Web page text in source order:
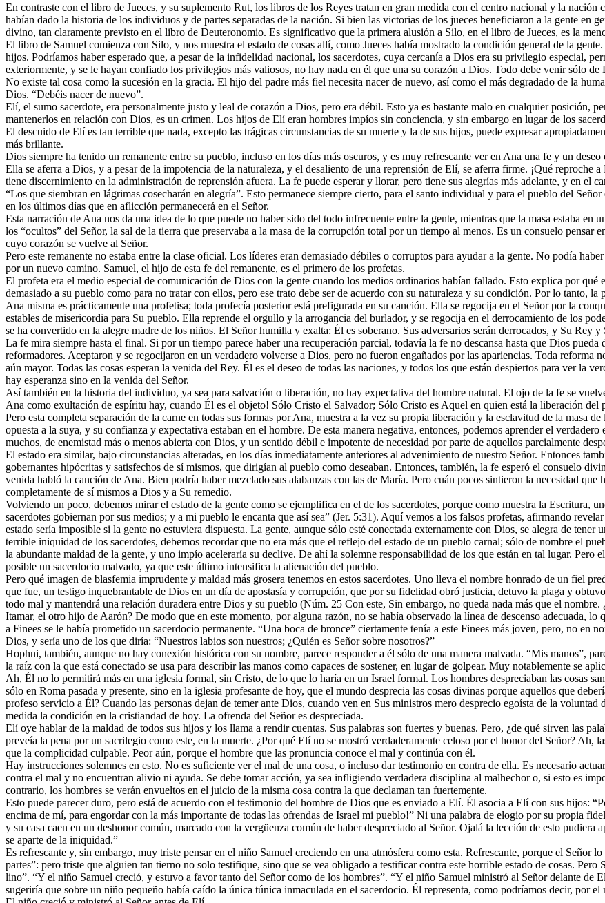
En contraste con el libro de Jueces, y su suplemento Rut, los libros de los Reyes tratan en gran medida con el centro nacional y la nación
habían dado la historia de los individuos y de partes separadas de la nación. Si bien las victorias de los jueces beneficiaron a la gente en
divino, tan claramente previsto en el libro de Deuteronomio. Es significativo que la primera alusión a Silo, en el libro de Jueces, es la
El libro de Samuel comienza con Silo, y nos muestra el estado de cosas allí, como Jueces había mostrado la condición general de la
hijos. Podríamos haber esperado que, a pesar de la infidelidad nacional, los sacerdotes, cuya cercanía a Dios era su privilegio especial,
exteriormente, y se le hayan confiado los privilegios más valiosos, no hay nada en él que una su corazón a Dios. Todo debe venir sólo de
No existe tal cosa como la sucesión en la gracia. El hijo del padre más fiel necesita nacer de nuevo, así como el más degradado de la
Dios. “Debéis nacer de nuevo”.
Elí, el sumo sacerdote, era personalmente justo y leal de corazón a Dios, pero era débil. Esto ya es bastante malo en cualquier posición,
mantenerlos en relación con Dios, es un crimen. Los hijos de Elí eran hombres impíos sin conciencia, y sin embargo en lugar de los
El descuido de Elí es tan terrible que nada, excepto las trágicas circunstancias de su muerte y la de sus hijos, puede expresar
más brillante.
Dios siempre ha tenido un remanente entre su pueblo, incluso en los días más oscuros, y es muy refrescante ver en Ana una fe y un
Ella se aferra a Dios, y a pesar de la impotencia de la naturaleza, y el desaliento de una reprensión de Elí, se aferra firme. ¡Qué
tiene discernimiento en la administración de reprensión afuera. La fe puede esperar y llorar, pero tiene sus alegrías más adelante, y en el
“Los que siembran en lágrimas cosecharán en alegría”. Esto permanece siempre cierto, para el santo individual y para el pueblo del
en los últimos días que en aflicción permanecerá en el Señor.
Esta narración de Ana nos da una idea de lo que puede no haber sido del todo infrecuente entre la gente, mientras que la masa estaba en
los “ocultos” del Señor, la sal de la tierra que preservaba a la masa de la corrupción total por un tiempo al menos. Es un consuelo pensar
cuyo corazón se vuelve al Señor.
Pero este remanente no estaba entre la clase oficial. Los líderes eran demasiado débiles o corruptos para ayudar a la gente. No podía
por un nuevo camino. Samuel, el hijo de esta fe del remanente, es el primero de los profetas.
El profeta era el medio especial de comunicación de Dios con la gente cuando los medios ordinarios habían fallado. Esto explica por qué
demasiado a su pueblo como para no tratar con ellos, pero ese trato debe ser de acuerdo con su naturaleza y su condición. Por lo tanto,
Ana misma es prácticamente una profetisa; toda profecía posterior está prefigurada en su canción. Ella se regocija en el Señor por la
estables de misericordia para Su pueblo. Ella reprende el orgullo y la arrogancia del burlador, y se regocija en el derrocamiento de los
se ha convertido en la alegre madre de los niños. El Señor humilla y exalta: Él es soberano. Sus adversarios serán derrocados, y Su Rey y
La fe mira siempre hasta el final. Si por un tiempo parece haber una recuperación parcial, todavía la fe no descansa hasta que Dios
reformadores. Aceptaron y se regocijaron en un verdadero volverse a Dios, pero no fueron engañados por las apariencias. Toda reforma
aún mayor. Todas las cosas esperan la venida del Rey. Él es el deseo de todas las naciones, y todos los que están despiertos para ver la
hay esperanza sino en la venida del Señor.
Así también en la historia del individuo, ya sea para salvación o liberación, no hay expectativa del hombre natural. El ojo de la fe se
Ana como exultación de espíritu hay, cuando Él es el objeto! Sólo Cristo el Salvador; Sólo Cristo es Aquel en quien está la liberación del
Pero esta completa separación de la carne en todas sus formas por Ana, muestra a la vez su propia liberación y la esclavitud de la masa
opuesta a la suya, y su confianza y expectativa estaban en el hombre. De esta manera negativa, entonces, podemos aprender el
muchos, de enemistad más o menos abierta con Dios, y un sentido débil e impotente de necesidad por parte de aquellos parcialmente
El estado era similar, bajo circunstancias alteradas, en los días inmediatamente anteriores al advenimiento de nuestro Señor. Entonces
gobernantes hipócritas y satisfechos de sí mismos, que dirigían al pueblo como deseaban. Entonces, también, la fe esperó el consuelo
venida habló la canción de Ana. Bien podría haber mezclado sus alabanzas con las de María. Pero cuán pocos sintieron la necesidad que
completamente de sí mismos a Dios y a Su remedio.
Volviendo un poco, debemos mirar el estado de la gente como se ejemplifica en el de los sacerdotes, porque como muestra la Escritura,
sacerdotes gobiernan por sus medios; y a mi pueblo le encanta que así sea” (Jer. 5:31). Aquí vemos a los falsos profetas, afirmando
estado sería imposible si la gente no estuviera dispuesta. La gente, aunque sólo esté conectada externamente con Dios, se alegra de
terrible iniquidad de los sacerdotes, debemos recordar que no era más que el reflejo del estado de un pueblo carnal; sólo de nombre el
la abundante maldad de la gente, y uno impío aceleraría su declive. De ahí la solemne responsabilidad de los que están en tal lugar.
posible un sacerdocio malvado, ya que este último intensifica la alienación del pueblo.
Pero qué imagen de blasfemia imprudente y maldad más grosera tenemos en estos sacerdotes. Uno lleva el nombre honrado de un fiel
que fue, un testigo inquebrantable de Dios en un día de apostasía y corrupción, que por su fidelidad obró justicia, detuvo la plaga y
todo mal y mantendrá una relación duradera entre Dios y su pueblo (Núm. 25 Con este, Sin embargo, no queda nada más que el
Itamar, el otro hijo de Aarón? De modo que en este momento, por alguna razón, no se había observado la línea de descenso adecuada,
a Finees se le había prometido un sacerdocio permanente. “Una boca de bronce” ciertamente tenía a este Finees más joven, pero, no
Dios, y sería uno de los que diría: “Nuestros labios son nuestros; ¿Quién es Señor sobre nosotros?”
Hophni, también, aunque no hay conexión histórica con su nombre, parece responder a él sólo de una manera malvada. “Mis manos”,
la raíz con la que está conectado se usa para describir las manos como capaces de sostener, en lugar de golpear. Muy notablemente se
Ah, Él no lo permitirá más en una iglesia formal, sin Cristo, de lo que lo haría en un Israel formal. Los hombres despreciaban las cosas
sólo en Roma pasada y presente, sino en la iglesia profesante de hoy, que el mundo desprecia las cosas divinas porque aquellos que
profeso servicio a Él? Cuando las personas dejan de temer ante Dios, cuando ven en Sus ministros mero desprecio egoísta de la
medida la condición en la cristiandad de hoy. La ofrenda del Señor es despreciada.
Elí oye hablar de la maldad de todos sus hijos y los llama a rendir cuentas. Sus palabras son fuertes y buenas. Pero, ¿de qué sirven las
preveía la pena por un sacrilegio como este, en la muerte. ¿Por qué Elí no se mostró verdaderamente celoso por el honor del Señor? Ah,
que la complicidad culpable. Peor aún, porque el hombre que las pronuncia conoce el mal y continúa con él.
Hay instrucciones solemnes en esto. No es suficiente ver el mal de una cosa, o incluso dar testimonio en contra de ella. Es necesario
contra el mal y no encuentran alivio ni ayuda. Se debe tomar acción, ya sea infligiendo verdadera disciplina al malhechor o, si esto es
contrario, los hombres se verán envueltos en el juicio de la misma cosa contra la que declaman tan fuertemente.
Esto puede parecer duro, pero está de acuerdo con el testimonio del hombre de Dios que es enviado a Elí. Él asocia a Elí con sus hijos:
encima de mí, para engordar con la más importante de todas las ofrendas de Israel mi pueblo!” Ni una palabra de elogio por su propia
y su casa caen en un deshonor común, marcado con la vergüenza común de haber despreciado al Señor. Ojalá la lección de esto
se aparte de la iniquidad.”
Es refrescante y, sin embargo, muy triste pensar en el niño Samuel creciendo en una atmósfera como esta. Refrescante, porque el
partes”: pero triste que alguien tan tierno no solo testifique, sino que se vea obligado a testificar contra este horrible estado de cosas.
lino”. “Y el niño Samuel creció, y estuvo a favor tanto del Señor como de los hombres”. “Y el niño Samuel ministró al Señor delante de
sugeriría que sobre un niño pequeño había caído la única túnica inmaculada en el sacerdocio. Él representa, como podríamos decir, por